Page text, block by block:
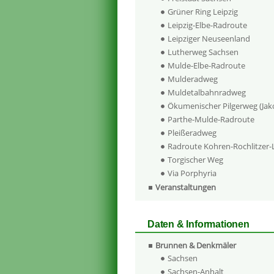
Grüner Ring Leipzig
Leipzig-Elbe-Radroute
Leipziger Neuseenland
Lutherweg Sachsen
Mulde-Elbe-Radroute
Mulderadweg
Muldetalbahnradweg
Ökumenischer Pilgerweg
Parthe-Mulde-Radroute
Pleißeradweg
Radroute Kohren-Rochlitzer-
Torgischer Weg
Via Porphyria
Veranstaltungen
Daten & Informationen
Brunnen & Denkmäler
Sachsen
Sachsen-Anhalt